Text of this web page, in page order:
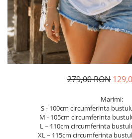
Fote & Catrinte
Incaltaminte
279,00 RON
Marimi:
S - 100cm circumferinta
M - 105cm circumferinta
L – 110cm circumferinta
XL – 115cm circumferinta